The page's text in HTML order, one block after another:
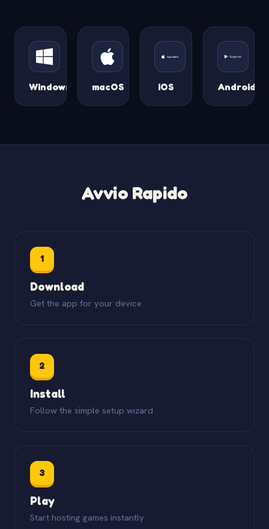
Windows macOS iOS Android
Avvio Rapido
1
Download
Get the app for your device
2
Install
Follow the simple setup wizard
3
Play
Start hosting games instantly